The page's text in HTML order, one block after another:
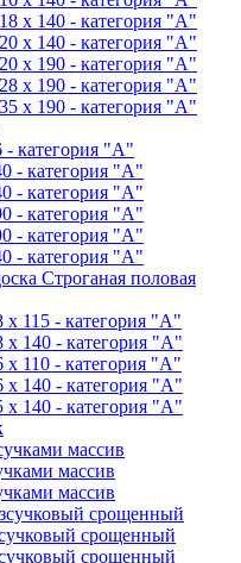
х 140 - категория "А"
х 140 - категория "А"
х 190 - категория "А"
х 190 - категория "А"
х 190 - категория "А"
- категория "А"
- категория "А"
- категория "А"
- категория "А"
- категория "А"
- категория "А"
Строганая половая
х 115 - категория "А"
х 140 - категория "А"
х 110 - категория "А"
х 140 - категория "А"
х 140 - категория "А"
массив
массив
массив
срощенный
срощенный
срощенный